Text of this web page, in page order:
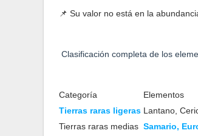
📌 Su valor no está en la
Clasificación completa de los
Categoría Elementos
Tierras raras ligeras Lantano,
Tierras raras medias Samario,